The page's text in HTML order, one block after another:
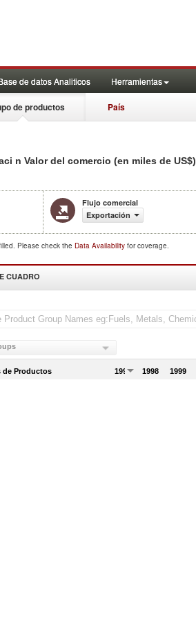
de datos Analiticos Herramientas
de productos País
n Valor del comercio (en miles de US$)
Flujo comercial
Exportación
Please check the Data Availability for coverage.
CUADRO
de Productos 1997 1998 1999